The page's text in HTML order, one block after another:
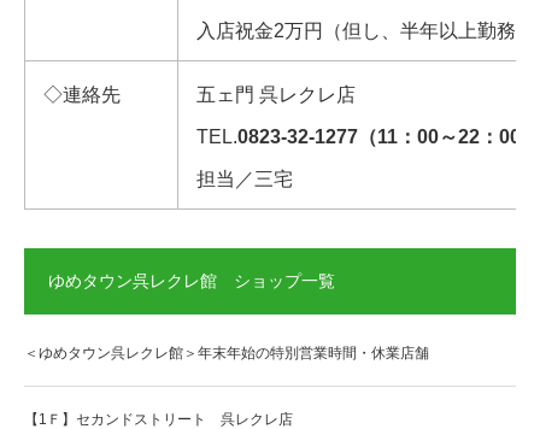
入店祝金2万円（但し、半年以上勤務）
◇連絡先 五ェ門 呉レクレ店
TEL.0823-32-1277（11：00～22：00）
担当／三宅
ゆめタウン呉レクレ館 ショップ一覧
＜ゆめタウン呉レクレ館＞年末年始の特別営業時間・休業店舗
【1Ｆ】セカンドストリート 呉レクレ店